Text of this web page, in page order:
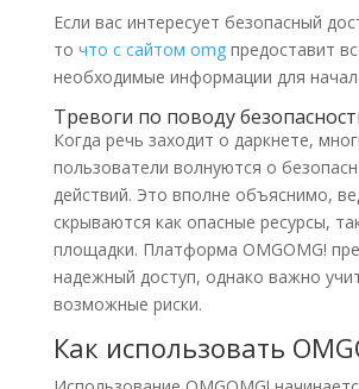
Если вас интересует безопасный
то что с сайтом omgпредоставит
необходимые информации для
Тревоги по поводу
Когда речь заходит о даркнете,
пользователи волнуются о
действий. Это вполне объяснимо,
скрываются как опасные ресурсы,
площадки. Платформа OMGOMG!
надежный доступ, однако важно
возможные риски.
Как использовать